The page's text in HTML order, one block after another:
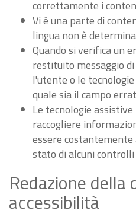
correttamente i
Vi è una parte di
lingua non è
Quando si verifica un
restituito messaggio
l'utente o le
quale sia il campo
Le tecnologie
raccogliere
essere
stato di alcuni
Redazione della
accessibilità